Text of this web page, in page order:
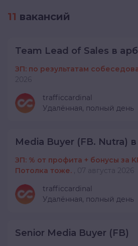
11 вакансий
ЗП: по результатам
2026
trafficcardinal
Удалённая, полный день
Media Buyer (FB. Nutra)
ЗП: % от профита + бонусы за
Потолка тоже.
07 августа 2026
trafficcardinal
Удалённая, полный день
Senior Media Buyer (FB)